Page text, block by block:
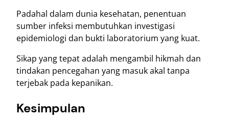
Padahal dalam dunia kesehatan, penentuan
sumber infeksi membutuhkan investigasi
epidemiologi dan bukti laboratorium yang kuat.
Sikap yang tepat adalah mengambil hikmah dan
tindakan pencegahan yang masuk akal tanpa
terjebak pada kepanikan.
Kesimpulan